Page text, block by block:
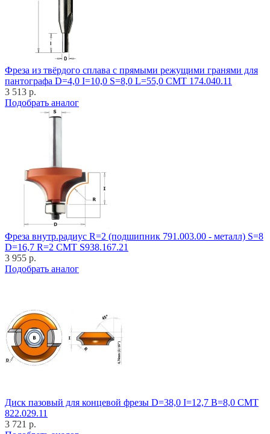
Фреза из твёрдого сплава с прямыми режущими гранями для
пантографа D=4,0 I=10,0 S=8,0 L=55,0 CMT 174.040.11
3 513 р.
Подобрать аналог
Фреза внутр.радиус R=2 (подшипник 791.003.00 - металл) S=8
D=16,7 R=2 CMT S938.167.21
3 955 р.
Подобрать аналог
Диск пазовый для концевой фрезы D=38,0 I=12,7 B=8,0 CMT
822.029.11
3 721 р.